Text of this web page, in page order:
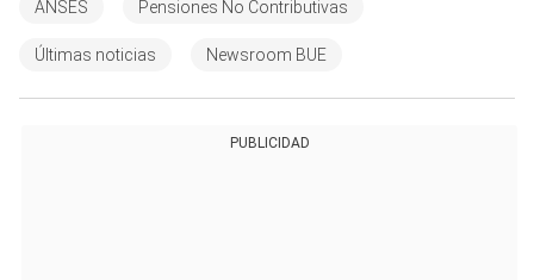
ANSES Pensiones No Contributivas
Últimas noticias Newsroom BUE
PUBLICIDAD